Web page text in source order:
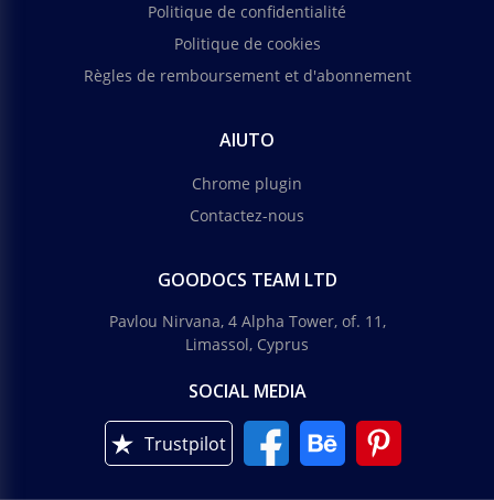
Politique de confidentialité
Politique de cookies
Règles de remboursement et d'abonnement
AIUTO
Chrome plugin
Contactez-nous
GOODOCS TEAM LTD
Pavlou Nirvana, 4 Alpha Tower, of. 11,
Limassol, Cyprus
SOCIAL MEDIA
Trustpilot